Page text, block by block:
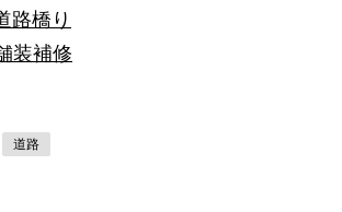
路橋り
装補修
道路